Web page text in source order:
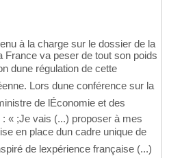
à la charge sur le dossier de la
France va peser de tout son poids
dune régulation de cette
Lors dune conférence sur la
de lÉconomie et des
« ;Je vais (...) proposer à mes
en place dun cadre unique de
de lexpérience française (...)